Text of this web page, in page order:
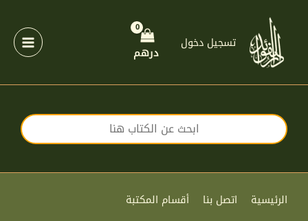
المحتوى
تسجيل دخول
درهم
الرئيسية اتصل بنا أقسام المكتبة